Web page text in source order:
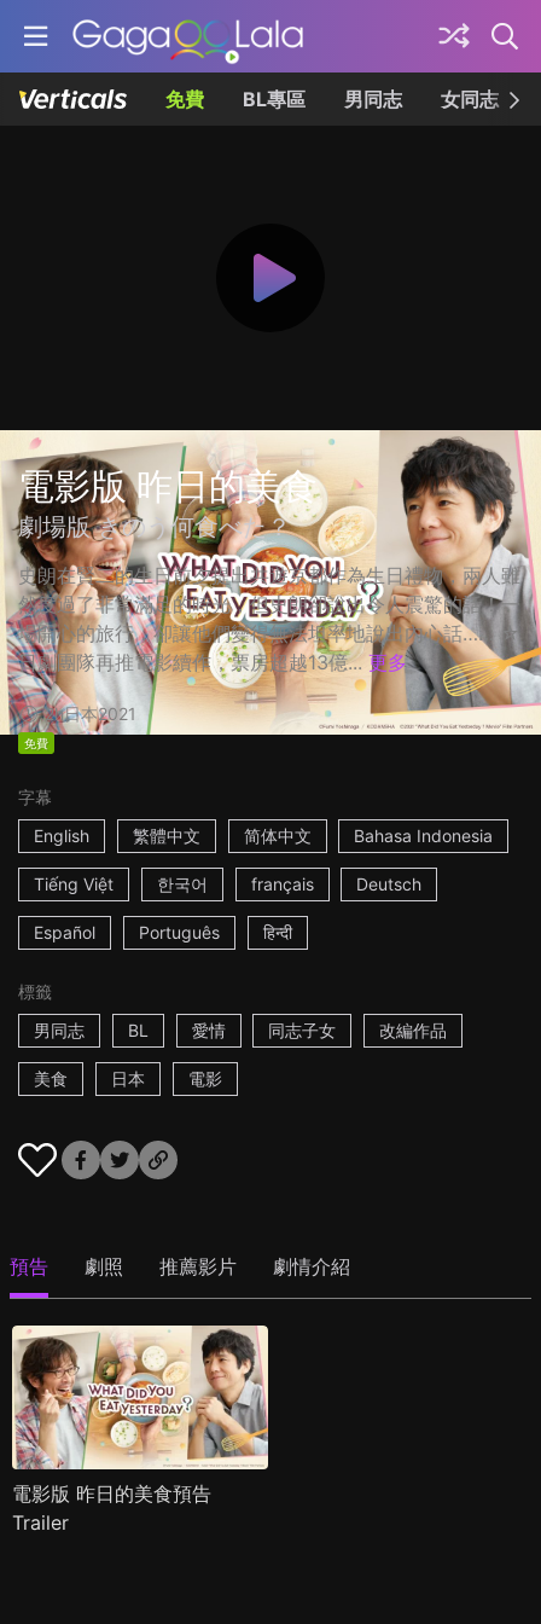
免費 BL專區 男同志 女同志
電影版 昨日的美食
劇場版 きのう何食べた？
史朗在賢二的生日前夕提出共遊京都作為生日禮物，兩人雖
然度過了非常滿足的時光，但史朗卻說出令人震驚的話！一
場開心的旅行，卻讓他們變得無法坦率地說出內心話…… ☆
日劇團隊再推電影續作，票房超越13億... 更多
2h日本2021
免費
字幕
English
繁體中文 简体中文 Bahasa Indonesia
Tiếng Việt 한국어 français Deutsch
Español Português हिन्दी
標籤
男同志
BL 愛情 同志子女 改編作品
美食 日本 電影
預告 劇照 推薦影片 劇情介紹
電影版 昨日的美食預告
Trailer